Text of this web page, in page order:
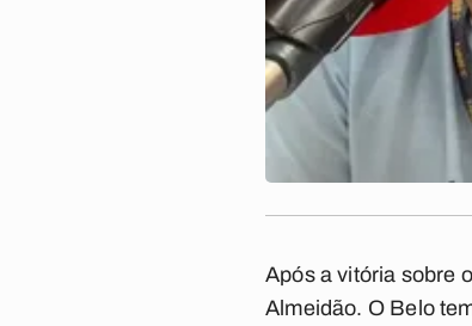
Após a vitória sobre
Almeidão. O Belo